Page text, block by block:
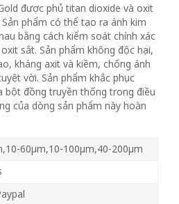
được phủ titan dioxide và oxit
phẩm có thể tạo ra ánh kim
bằng cách kiểm soát chính xác
sắt. Sản phẩm không độc hại,
kháng axit và kiềm, chống ánh
vời. Sản phẩm khắc phục
bột đồng truyền thống trong điều
của dòng sản phẩm này hoàn
60μm,10-100μm,40-200μm